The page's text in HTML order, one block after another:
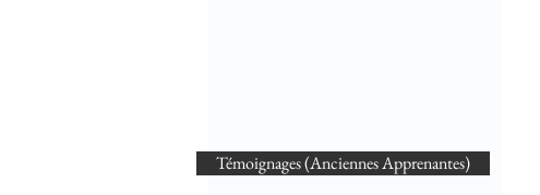
Témoignages (Anciennes Apprenantes)